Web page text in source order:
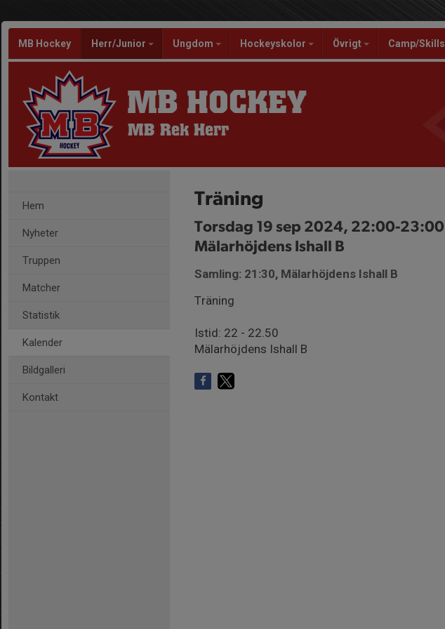
MB Hockey Herr/Junior Ungdom Hockeyskolor Övrigt Camp/Skills
MB HOCKEY
MB Rek Herr
Hem
Nyheter
Truppen
Matcher
Statistik
Kalender
Bildgalleri
Kontakt
Träning
Torsdag 19 sep 2024, 22:00-23:00
Mälarhöjdens Ishall B
Samling: 21:30, Mälarhöjdens Ishall B
Träning
Istid: 22 - 22.50
Mälarhöjdens Ishall B